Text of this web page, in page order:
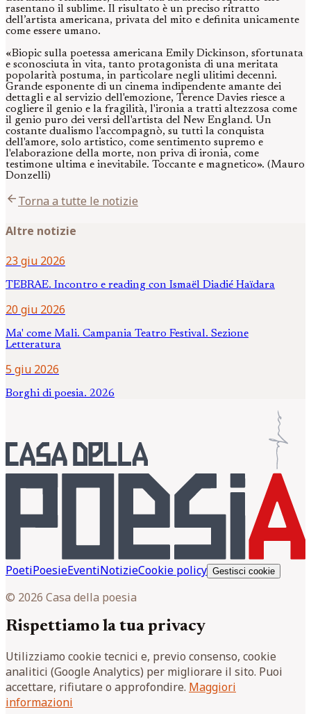
rasentano il sublime. Il risultato è un preciso ritratto
dell’artista americana, privata del mito e definita unicamente
come essere umano.
«Biopic sulla poetessa americana Emily Dickinson, sfortunata
e sconosciuta in vita, tanto protagonista di una meritata
popolarità postuma, in particolare negli ulitimi decenni.
Grande esponente di un cinema indipendente amante dei
dettagli e al servizio dell'emozione, Terence Davies riesce a
cogliere il genio e la fragilità, l'ironia a tratti altezzosa come
il genio puro dei versi dell'artista del New England. Un
costante dualismo l'accompagnò, su tutti la conquista
dell'amore, solo artistico, come sentimento supremo e
l'elaborazione della morte, non priva di ironia, come
testimone ultima e inevitabile. Toccante e magnetico». (Mauro
Donzelli)
arrow_backTorna a tutte le notizie
Altre notizie
23 giu 2026
TEBRAE. Incontro e reading con Ismaël Diadié Haïdara
20 giu 2026
Ma' come Mali. Campania Teatro Festival. Sezione
Letteratura
5 giu 2026
Borghi di poesia. 2026
PoetiPoesieEventiNotizieCookie policy Gestisci cookie
© 2026 Casa della poesia
Rispettiamo la tua privacy
Utilizziamo cookie tecnici e, previo consenso, cookie
analitici (Google Analytics) per migliorare il sito. Puoi
accettare, rifiutare o approfondire. Maggiori
informazioni